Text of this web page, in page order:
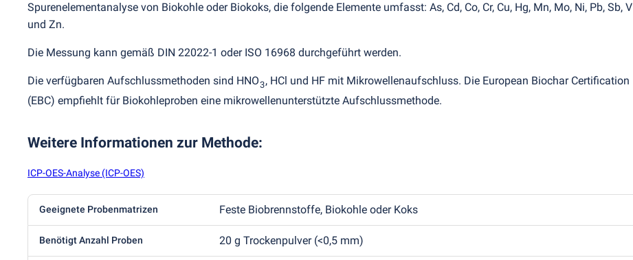
Spurenelementanalyse von Biokohle oder Biokoks, die folgende Elemente umfasst: As, Cd, Co, Cr, Cu, Hg, Mn, Mo, Ni, Pb, Sb, V
und Zn.
Die Messung kann gemäß DIN 22022-1 oder ISO 16968 durchgeführt werden.
Die verfügbaren Aufschlussmethoden sind HNO3, HCl und HF mit Mikrowellenaufschluss. Die European Biochar Certification
(EBC) empfiehlt für Biokohleproben eine mikrowellenunterstützte Aufschlussmethode.
Weitere Informationen zur Methode:
ICP-OES-Analyse (ICP-OES)
Geeignete Probenmatrizen Feste Biobrennstoffe, Biokohle oder Koks
Benötigt Anzahl Proben 20 g Trockenpulver (<0,5 mm)